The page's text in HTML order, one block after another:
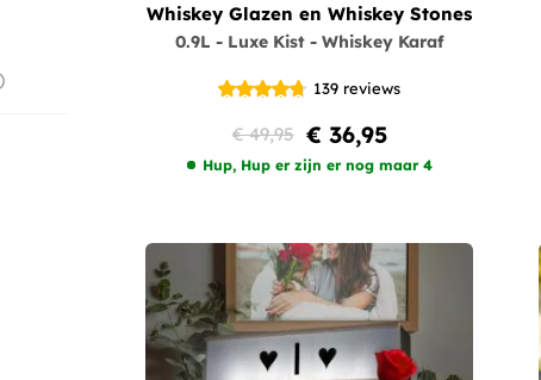
Whiskey Glazen en Whiskey Stones
0.9L - Luxe Kist - Whiskey Karaf
139 reviews
€ 36,95
€ 49,95
Hup, Hup er zijn er nog maar 4